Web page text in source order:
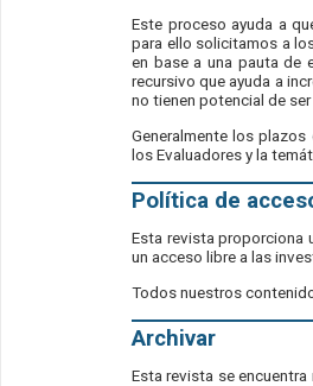
Este proceso ayuda a
para ello solicitamos a
en base a una pauta de
recursivo que ayuda a
no tienen potencial de
Generalmente los
los Evaluadores y la
Política de
Esta revista proporciona
un acceso libre a las
Todos nuestros
Archivar
Esta revista se